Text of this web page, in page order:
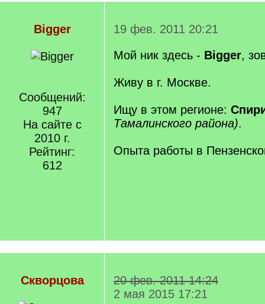
Bigger
Сообщений:
947
На сайте с
2010 г.
Рейтинг:
612
19 фев. 2011 20:21
Мой ник здесь - Bigger,
Живу в г. Москве.
Ищу в этом регионе:
Тамалинского района).
Опыта работы в
Скворцова
20 фев. 2011 14:24
2 мая 2015 17:21